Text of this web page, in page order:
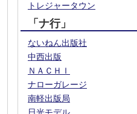
トレジャータウン
「ナ行」
ないねん出版社
中西出版
ＮＡＣＨＩ
ナローガレージ
南軽出版局